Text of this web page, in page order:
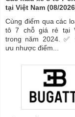
tại Việt Nam (08/
Cùng điểm qua các
tô 7 chỗ giá rẻ tại
trong năm 2024. ✅
ưu nhược điểm...